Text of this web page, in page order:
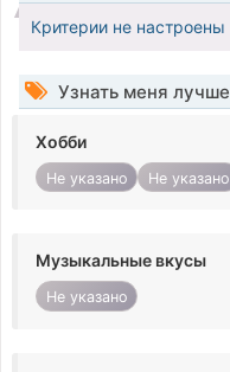
Критерии не настроены
Узнать меня лучше
Хобби
Не указано Не указано
Музыкальные вкусы
Не указано